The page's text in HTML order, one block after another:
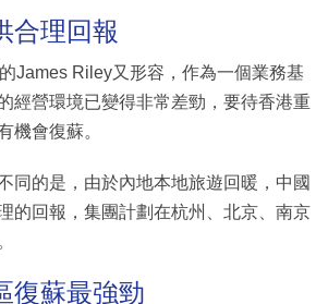
合理回報
James Riley又形容，作為一個業務基
經營環境已變得非常差勁，要待香港重
機會復蘇。
同的是，由於內地本地旅遊回暖，中國
的回報，集團計劃在杭州、北京、南京
復蘇最強勁